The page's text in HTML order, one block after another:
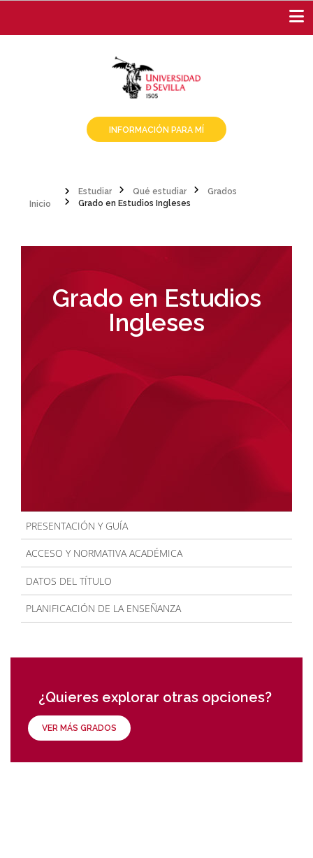
contenido
INFORMACIÓN PARA MÍ
Sobrescribir
ayuda
navegación
Estudiar Qué estudiar
Grados
Grado en Estudios Ingleses
Grado en Estudios
Ingleses
PRESENTACIÓN Y GUÍA
ACCESO Y NORMATIVA ACADÉMICA
DATOS DEL TÍTULO
PLANIFICACIÓN DE LA ENSEÑANZA
¿Quieres explorar otras opciones?
VER MÁS GRADOS